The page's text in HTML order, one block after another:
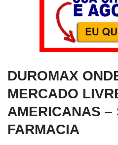
DUROMAX
MERCADO
AMERICANAS –
FARMACIA